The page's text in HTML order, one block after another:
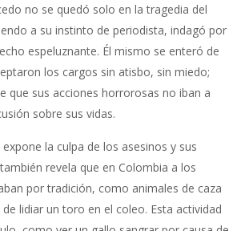
no se quedó solo en la tragedia del
a su instinto de periodista, indagó por
espeluznante. Él mismo se enteró de
los cargos sin atisbo, sin miedo;
que sus acciones horrorosas no iban a
sobre sus vidas.
la culpa de los asesinos y sus
revela que en Colombia a los
por tradición, como animales de caza
lidiar un toro en el coleo. Esta actividad